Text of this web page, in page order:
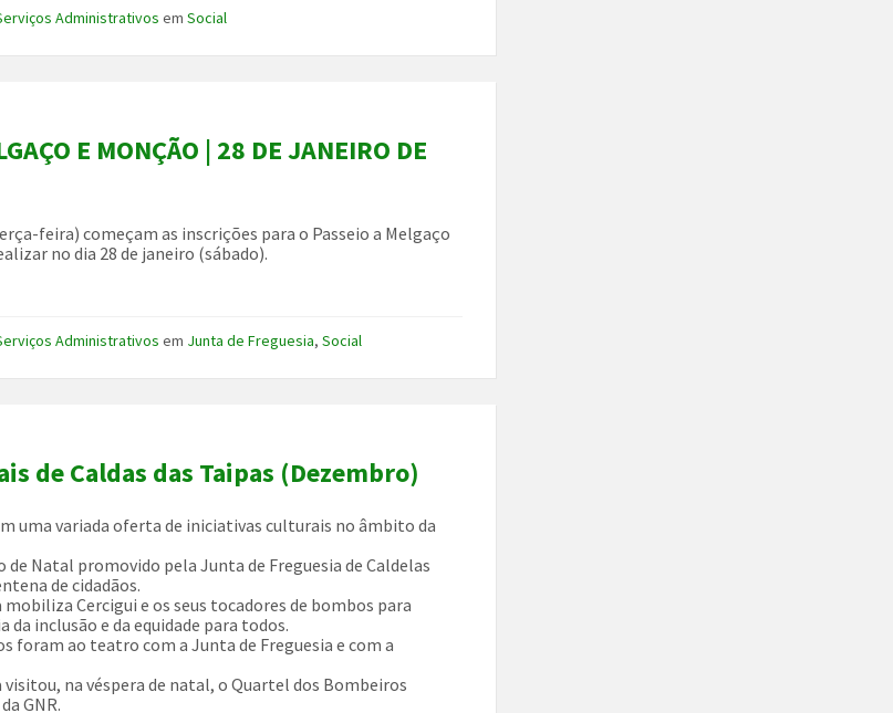
Administrativos emSocial
E MONÇÃO | 28 DE JANEIRO DE
feira) começam as inscrições para o Passeio a Melgaço
no dia 28 de janeiro (sábado).
Administrativos em Junta de Freguesia,Social
de Caldas das Taipas (Dezembro)
uma variada oferta de iniciativas culturais no âmbito da
Natal promovido pela Junta de Freguesia de Caldelas
de cidadãos.
mobiliza Cercigui e os seus tocadores de bombos para
inclusão e da equidade para todos.
foram ao teatro com a Junta de Freguesia e com a
visitou, na véspera de natal, o Quartel dos Bombeiros
GNR.